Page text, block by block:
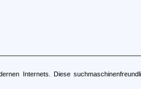
Internets. Diese